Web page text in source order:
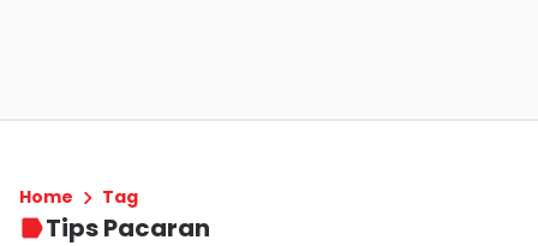
Home Tag
Tips Pacaran